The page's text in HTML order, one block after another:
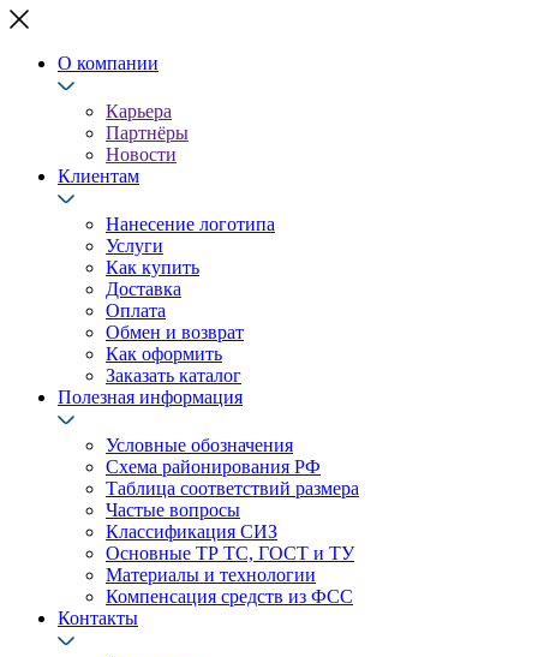
О компании
Карьера
Партнёры
Новости
Клиентам
Нанесение логотипа
Услуги
Как купить
Доставка
Оплата
Обмен и возврат
Как оформить
Заказать каталог
Полезная информация
Условные обозначения
Схема районирования РФ
Таблица соответствий размера
Частые вопросы
Классификация СИЗ
Основные ТР ТС, ГОСТ и ТУ
Материалы и технологии
Компенсация средств из ФСС
Контакты